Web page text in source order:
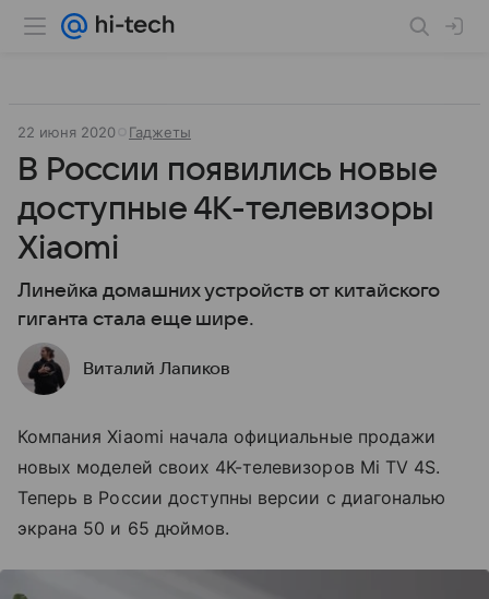
22 июня 2020 Гаджеты
В России появились новые
доступные 4K-телевизоры
Xiaomi
Линейка домашних устройств от китайского
гиганта стала еще шире.
Виталий Лапиков
Компания Xiaomi начала официальные продажи
новых моделей своих 4K-телевизоров Mi TV 4S.
Теперь в России доступны версии с диагональю
экрана 50 и 65 дюймов.